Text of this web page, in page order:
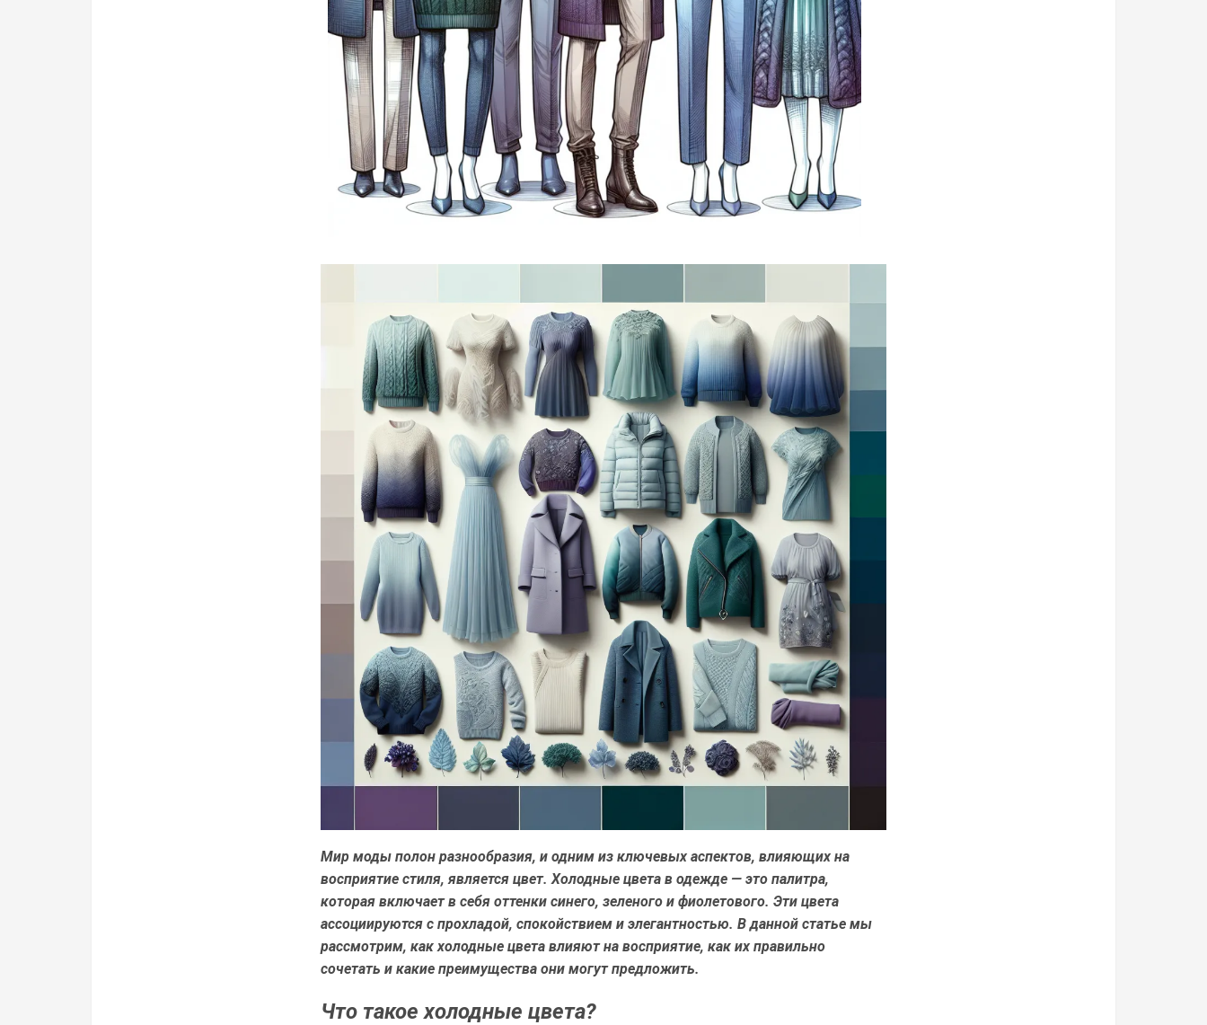
Мир моды полон разнообразия, и одним из ключевых аспектов, влияющих на
восприятие стиля, является цвет. Холодные цвета в одежде — это палитра,
которая включает в себя оттенки синего, зеленого и фиолетового. Эти цвета
ассоциируются с прохладой, спокойствием и элегантностью. В данной статье мы
рассмотрим, как холодные цвета влияют на восприятие, как их правильно
сочетать и какие преимущества они могут предложить.
Что такое холодные цвета?